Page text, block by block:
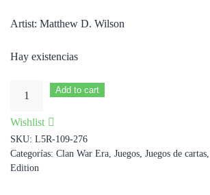
Artist: Matthew D. Wilson
Hay existencias
Earth
cantidad
Add to cart
Wishlist
SKU: L5R-109-276
Categorías: Clan War Era, Juegos, Juegos de cartas,
Edition